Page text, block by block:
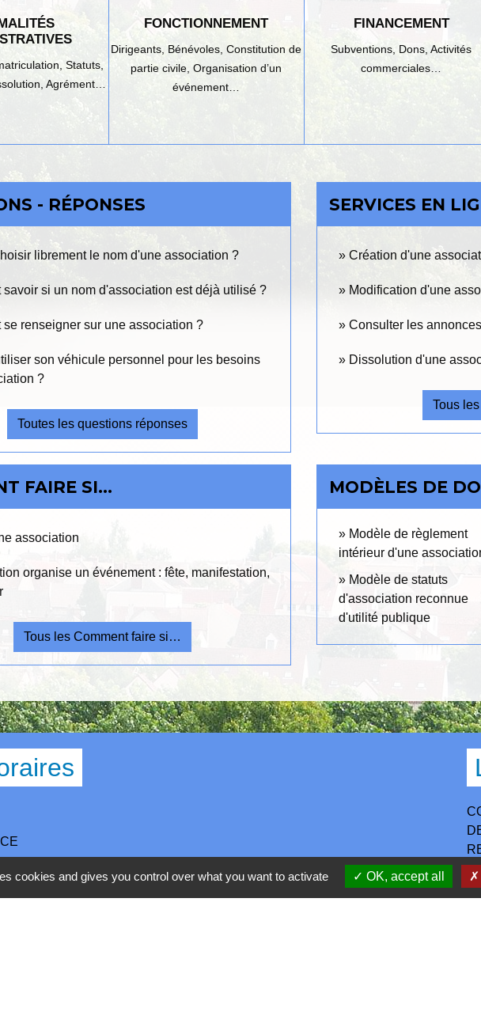
Statuts,
Agrément…
FONCTIONNEMENT
Dirigeants, Bénévoles,Constitution de
partie civile,Organisation d’un
événement…
FINANCEMENT
Subventions, Dons,Activités
commerciales…
- RÉPONSES
librement le nom d'une association ?
savoir si un nom d'association est déjà utilisé ?
se renseigner sur une association ?
son véhicule personnel pour les besoins
?
Toutes les questions réponses
SERVICES EN
Création d'une
Modification d'une
Consulter les
Dissolution d'une
Tous
FAIRE SI…
association
organise un événement : fête, manifestation,
Tous les Comment faire si…
MODÈLES DE
Modèle de règlement
intérieur d'une
Modèle de statuts
d'association reconnue
d'utilité publique
cookies and gives you control over what you want to activate OK, accept all